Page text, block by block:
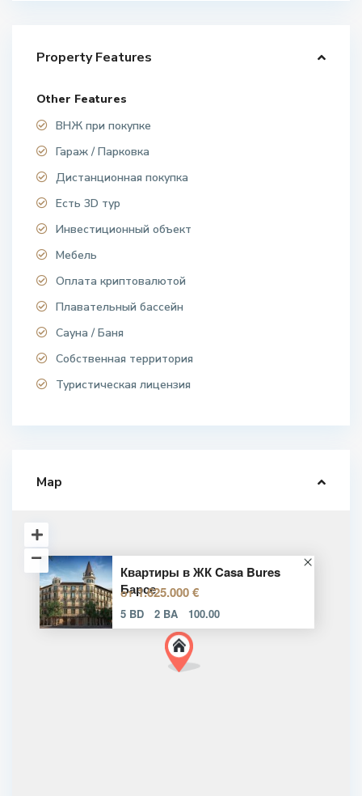
Property Features
Other Features
ВНЖ при покупке
Гараж / Парковка
Дистанционная покупка
Есть 3D тур
Инвестиционный объект
Мебель
Оплата криптовалютой
Плавательный бассейн
Сауна / Баня
Собственная территория
Туристическая лицензия
Map
Квартиры в ЖК Casa Bures
Барсе
от 1.625.000 €
5 BD 2 BA 100.00